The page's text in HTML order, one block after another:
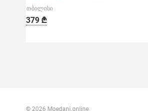
თბილისი
379 ₾
© 2026 Moedani.online